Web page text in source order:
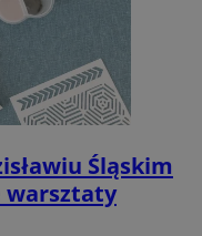
Śląskim
warsztaty